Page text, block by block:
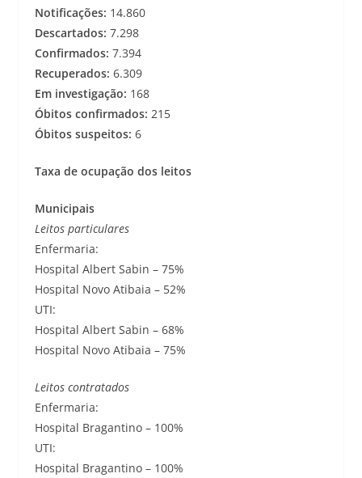
Notificações: 14.860
Descartados: 7.298
Confirmados: 7.394
Recuperados: 6.309
Em investigação: 168
Óbitos confirmados: 215
Óbitos suspeitos: 6
Taxa de ocupação dos leitos
Municipais
Leitos particulares
Enfermaria:
Hospital Albert Sabin – 75%
Hospital Novo Atibaia – 52%
UTI:
Hospital Albert Sabin – 68%
Hospital Novo Atibaia – 75%
Leitos contratados
Enfermaria:
Hospital Bragantino – 100%
UTI:
Hospital Bragantino – 100%